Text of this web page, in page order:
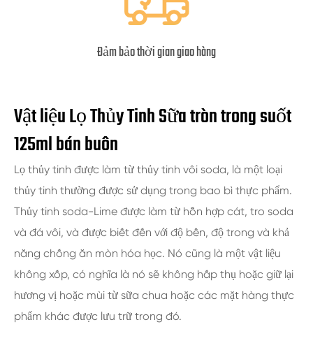
Đảm bảo thời gian giao hàng
Vật liệu Lọ Thủy Tinh Sữa tròn trong suốt
125ml bán buôn
Lọ thủy tinh được làm từ thủy tinh vôi soda, là một loại
thủy tinh thường được sử dụng trong bao bì thực phẩm.
Thủy tinh soda-Lime được làm từ hỗn hợp cát, tro soda
và đá vôi, và được biết đến với độ bền, độ trong và khả
năng chống ăn mòn hóa học. Nó cũng là một vật liệu
không xốp, có nghĩa là nó sẽ không hấp thụ hoặc giữ lại
hương vị hoặc mùi từ sữa chua hoặc các mặt hàng thực
phẩm khác được lưu trữ trong đó.